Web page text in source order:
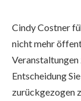
Cindy Costner
nicht mehr
Veranstaltungen
Entscheidung
zurückgezogen